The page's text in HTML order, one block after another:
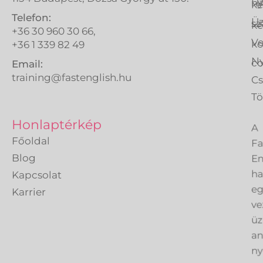
Telefon:
+36 30 960 30 66,
+36 1 339 82 49
Email:
training@fastenglish.hu
Honlaptérkép
Főoldal
Blog
Kapcsolat
Karrier